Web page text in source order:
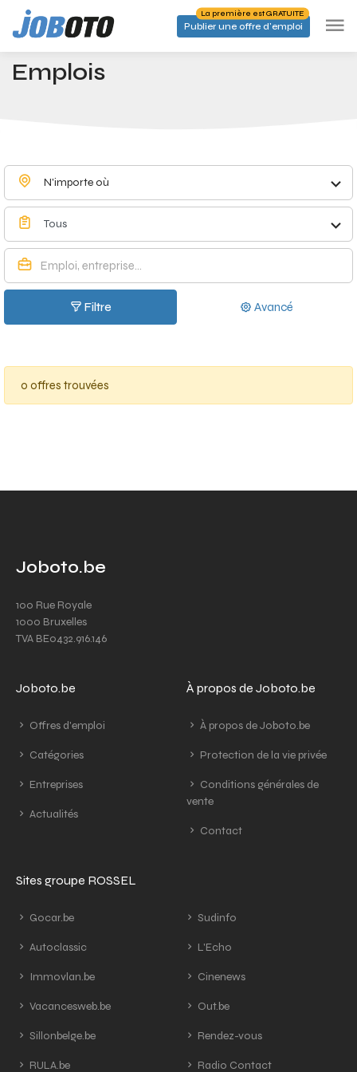
Skip to main content
Publier une offre d'emploi
La première est GRATUITE
Accueil Emplois à Hour - Joboto
Emplois
N'importe où
Tous
Filtre Avancé
0 offres trouvées
Joboto.be
100 Rue Royale
1000 Bruxelles
TVA BE0432.916.146
Joboto.be
Offres d'emploi
Catégories
Entreprises
Actualités
À propos de Joboto.be
À propos de Joboto.be
Protection de la vie privée
Conditions générales de
vente
Contact
Sites groupe ROSSEL
Gocar.be
Autoclassic
Immovlan.be
Vacancesweb.be
Sillonbelge.be
RULA.be
Sudinfo
L'Echo
Cinenews
Out.be
Rendez-vous
Radio Contact